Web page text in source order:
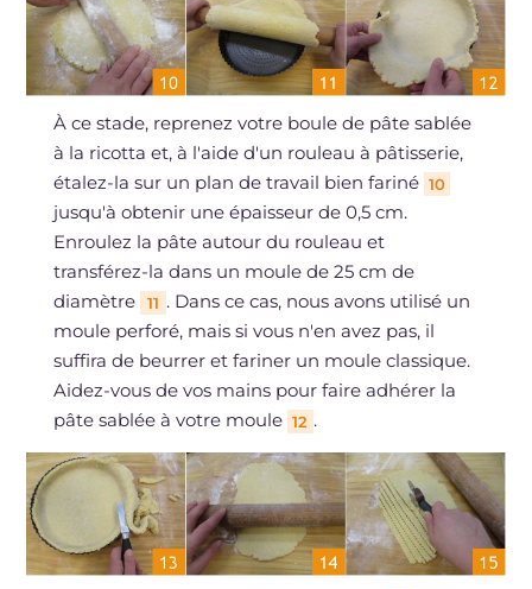
À ce stade, reprenez votre boule de pâte sablée
à la ricotta et, à l'aide d'un rouleau à pâtisserie,
étalez-la sur un plan de travail bien fariné 10
jusqu'à obtenir une épaisseur de 0,5 cm.
Enroulez la pâte autour du rouleau et
transférez-la dans un moule de 25 cm de
diamètre
11 . Dans ce cas, nous avons utilisé un
moule perforé, mais si vous n'en avez pas, il
suffira de beurrer et fariner un moule classique.
Aidez-vous de vos mains pour faire adhérer la
pâte sablée à votre moule 12 .